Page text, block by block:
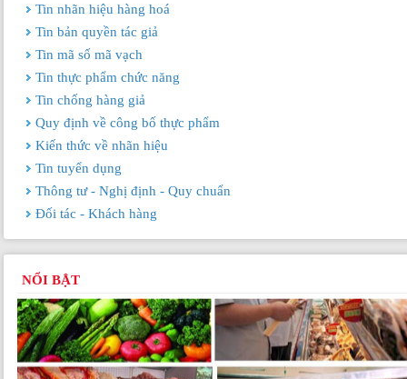
Tin nhãn hiệu hàng hoá
Tin bản quyền tác giả
Tin mã số mã vạch
Tin thực phẩm chức năng
Tin chống hàng giả
Quy định về công bố thực phẩm
Kiến thức về nhãn hiệu
Tin tuyển dụng
Thông tư - Nghị định - Quy chuẩn
Đối tác - Khách hàng
NỔI BẬT
phẩm